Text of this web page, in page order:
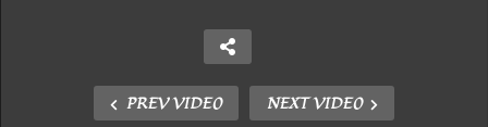
PREV VIDEO NEXT VIDEO